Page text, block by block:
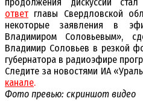
ответ главы Свердловской
некоторые заявления в
Владимиром Соловьевым»,
Владимир Соловьев в резкой
губернатора в радиоэфире
Следите за новостями ИА
канале.
Фото превью: скриншот видео